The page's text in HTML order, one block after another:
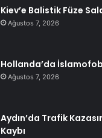
Kiev’e Balistik Füze
Ağustos 7, 2026
Hollanda’da
Ağustos 7, 2026
Aydın’da Trafik
Kaybı